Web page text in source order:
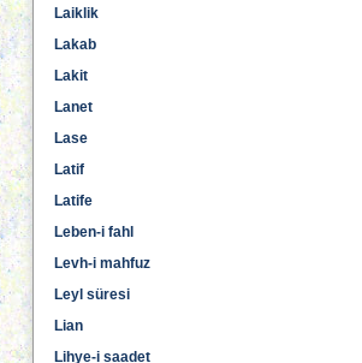
Laiklik
Lakab
Lakit
Lanet
Lase
Latif
Latife
Leben-i fahl
Levh-i mahfuz
Leyl süresi
Lian
Lihye-i saadet